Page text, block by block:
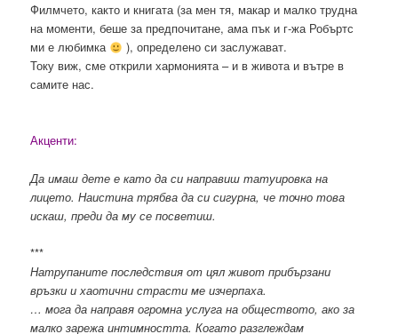
Филмчето, както и книгата (за мен тя, макар и малко трудна
на моменти, беше за предпочитане, ама пък и г-жа Робъртс
ми е любимка
), определено си заслужават.
Току виж, сме открили хармонията – и в живота и вътре в
самите нас.
Акценти:
Да имаш дете е като да си направиш татуировка на
лицето. Наистина трябва да си сигурна, че точно това
искаш, преди да му се посветиш.
***
Натрупаните последствия от цял живот прибързани
връзки и хаотични страсти ме изчерпаха.
… мога да направя огромна услуга на обществото, ако за
малко зарежа интимността. Когато разглеждам